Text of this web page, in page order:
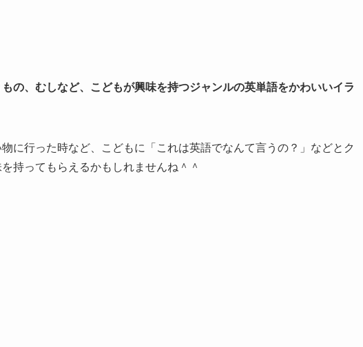
の、むしなど、こどもが興味を持つジャンルの英単語をかわいいイラ
に行った時など、こどもに「これは英語でなんて言うの？」などとク
持ってもらえるかもしれませんね＾＾